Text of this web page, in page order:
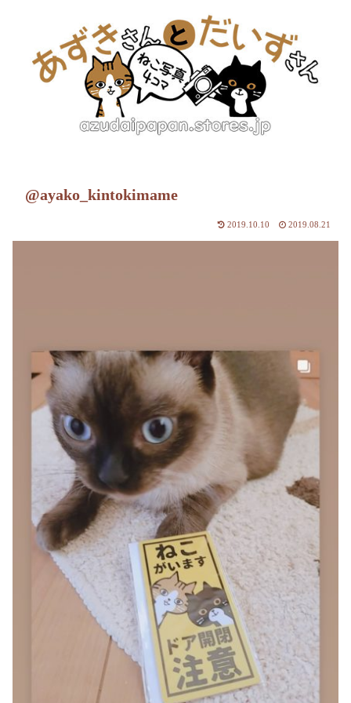
@ayako_kintokimame
2019.10.10 2019.08.21